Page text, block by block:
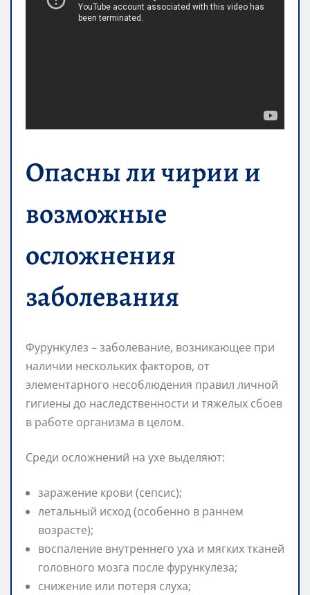
Опасны ли чирии и
возможные
осложнения
заболевания
Фурункулез – заболевание, возникающее при
наличии нескольких факторов, от
элементарного несоблюдения правил личной
гигиены до наследственности и тяжелых сбоев
в работе организма в целом.
Среди осложнений на ухе выделяют:
заражение крови (сепсис);
летальный исход (особенно в раннем
возрасте);
воспаление внутреннего уха и мягких тканей
головного мозга после фурункулеза;
снижение или потеря слуха;